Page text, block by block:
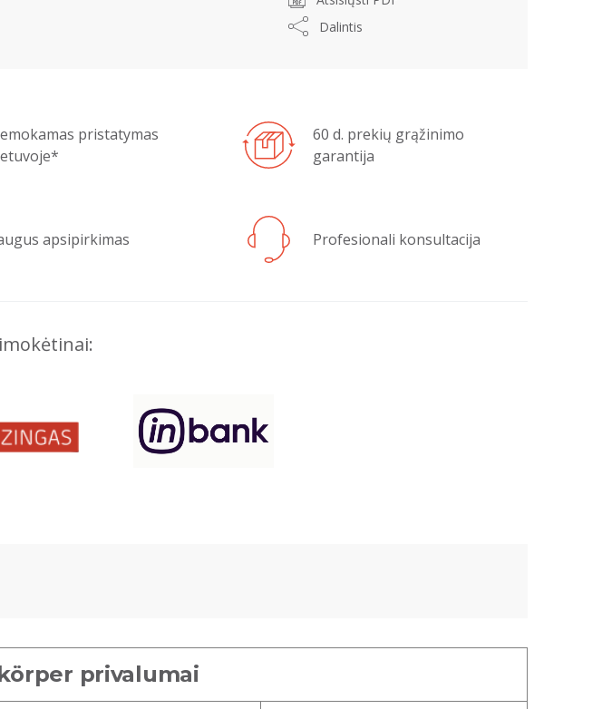
Dalintis
pristatymas
60 d. prekių grąžinimo
garantija
apsipirkimas Profesionali konsultacija
privalumai